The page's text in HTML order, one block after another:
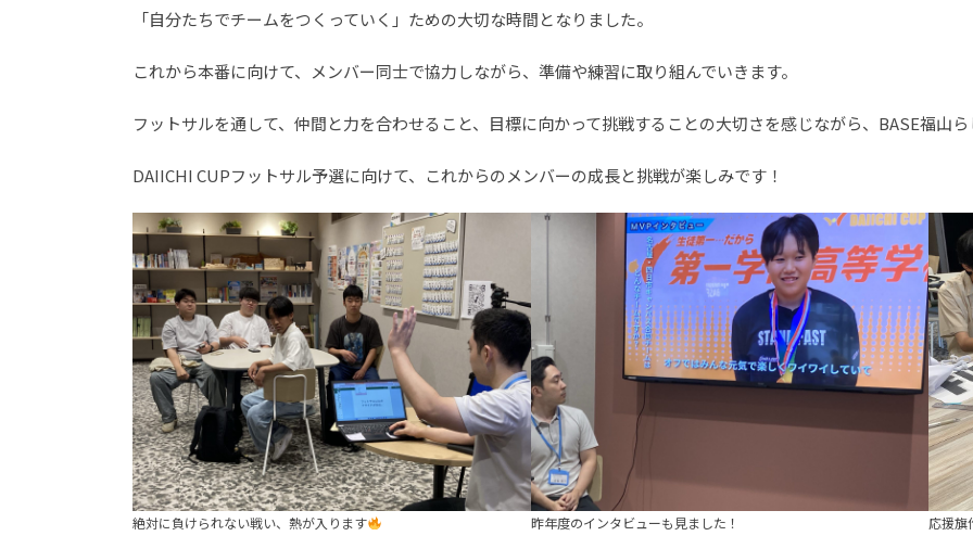
「自分たちでチームをつくっていく」ための大切な時間となりました。
これから本番に向けて、メンバー同士で協力しながら、準備や練習に取り組んでいきます。
フットサルを通して、仲間と力を合わせること、目標に向かって挑戦することの大切さを感じながら、BASE福山
DAIICHI CUPフットサル予選に向けて、これからのメンバーの成長と挑戦が楽しみです！
絶対に負けられない戦い、熱が入ります 昨年度のインタビューも見ました！ 応援旗